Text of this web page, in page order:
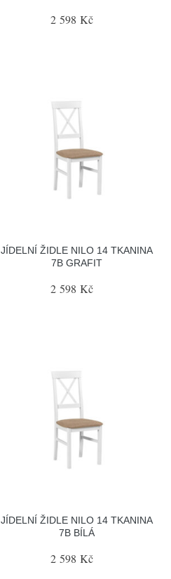
2 598 Kč
JÍDELNÍ ŽIDLE NILO 14 TKANINA
7B GRAFIT
2 598 Kč
JÍDELNÍ ŽIDLE NILO 14 TKANINA
7B BÍLÁ
2 598 Kč